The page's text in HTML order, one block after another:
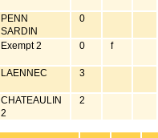
PENN
SARDIN
0
Exempt 2 0 f
LAENNEC 3
CHATEAULIN
2
2